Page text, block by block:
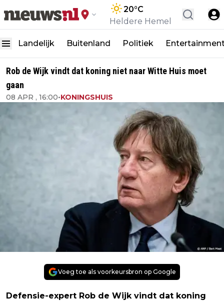
20°C
Heldere Hemel
Landelijk Buitenland Politiek
Rob de Wijk vindt dat koning niet naar Witte Huis moet
gaan
08 APR , 16:00•KONINGSHUIS
Voeg toe als voorkeursbron op Google
Defensie-expert Rob de Wijk vindt dat koning